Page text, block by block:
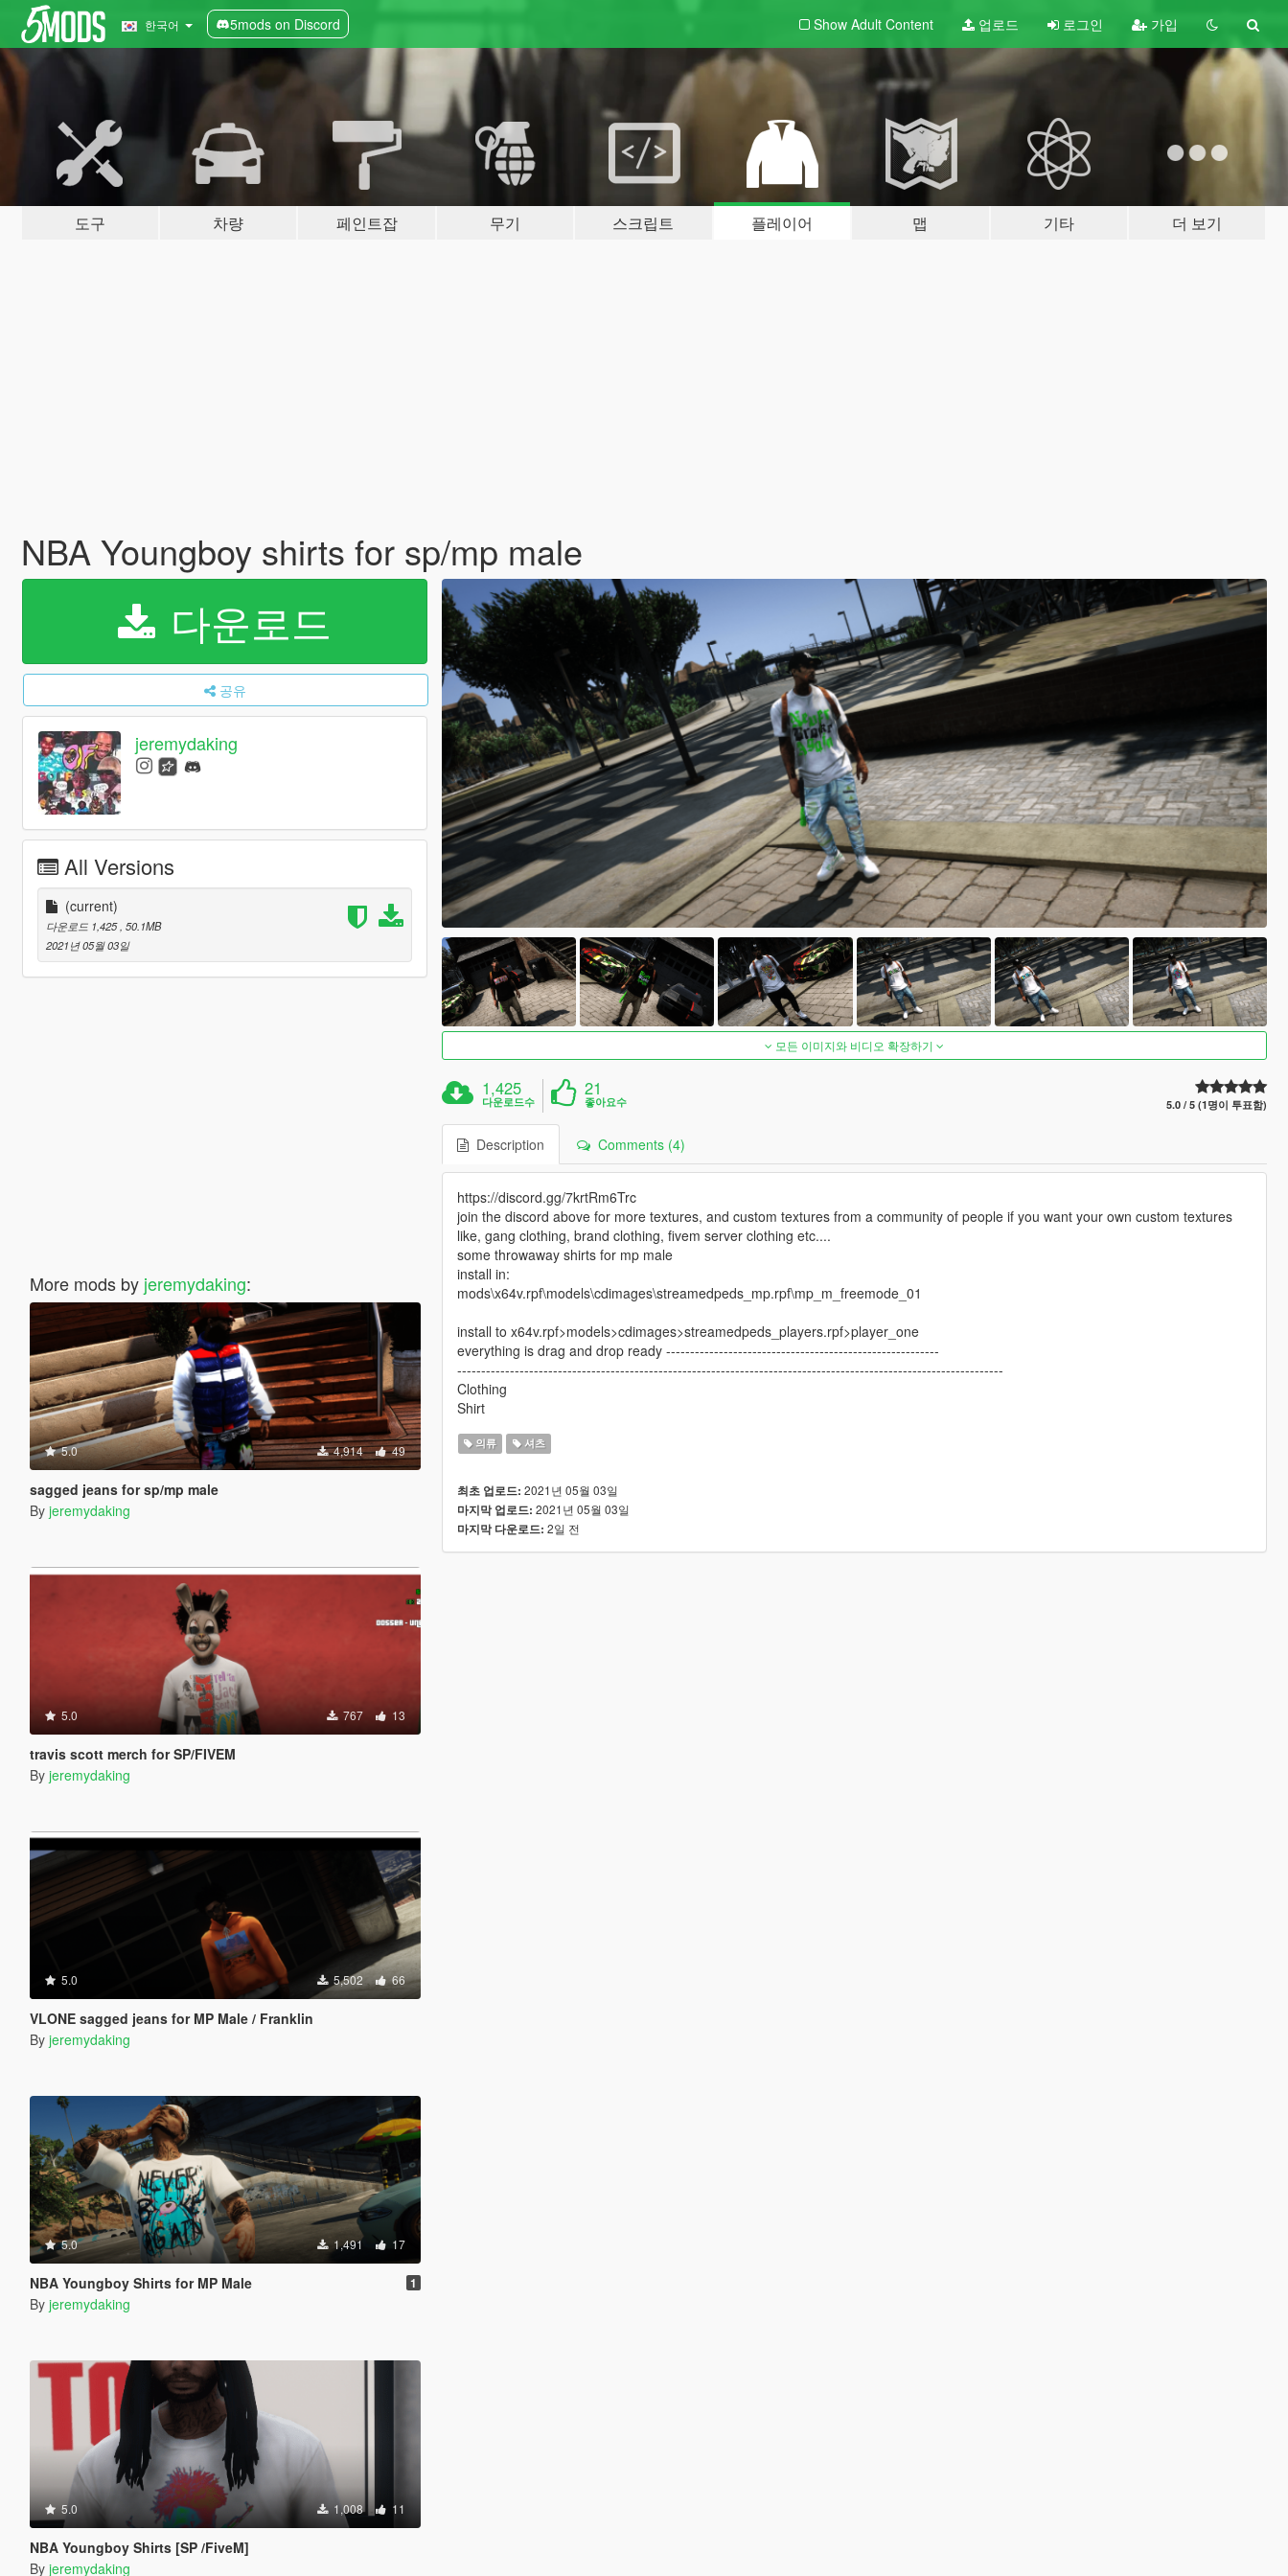
한국어 5mods on Discord Show Adult Content 업로드 로그인 가입
도구 차량 페인트잡 무기 스크립트 플레이어 맵 기타 더 보기
NBA Youngboy shirts for sp/mp male
다운로드
공유
jeremydaking
All Versions
(current)
다운로드 1,425 , 50.1MB
2021년 05월 03일
More mods by jeremydaking:
5.0 4,914 49
sagged jeans for sp/mp male
By jeremydaking
5.0 767 13
travis scott merch for SP/FIVEM
By jeremydaking
5.0 5,502 66
VLONE sagged jeans for MP Male / Franklin
By jeremydaking
5.0 1,491 17
NBA Youngboy Shirts for MP Male 1
By jeremydaking
5.0 1,008 11
NBA Youngboy Shirts [SP /FiveM]
By jeremydaking
모든 이미지와 비디오 확장하기
1,425
다운로드수
21
좋아요수 5.0 / 5 (1명이 투표함)
Description Comments (4)
https://discord.gg/7krtRm6Trc
join the discord above for more textures, and custom textures from a community of people if you want your own custom textures
like, gang clothing, brand clothing, fivem server clothing etc....
some throwaway shirts for mp male
install in:
mods\x64v.rpf\models\cdimages\streamedpeds_mp.rpf\mp_m_freemode_01
install to x64v.rpf>models>cdimages>streamedpeds_players.rpf>player_one
everything is drag and drop ready ---------------------------------------------------------
------------------------------------------------------------------------------------------------------------------
Clothing
Shirt
의류 셔츠
최초 업로드: 2021년 05월 03일
마지막 업로드: 2021년 05월 03일
마지막 다운로드: 2일 전